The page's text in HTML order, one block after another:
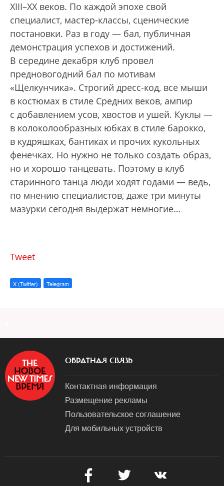
XIII–XX веков. По каждой эпохе свой
специалист, мастер-классы, сценические
постановки. Раз в году — бал, публичная
демонстрация успехов и достижений.
В середине декабря клуб провел
предновогодний бал по мотивам
«Щелкунчика». Строгий дресс-код, все мыши
в костюмах в стиле Средних веков, ампир
с добавлением усов, хвостов и ушей. Куклы —
в колоколообразных юбках в стиле барокко,
в кудряшках, бантиках и прочих кукольных
фенечках. Но нужно не только создать образ,
но и хорошо танцевать. Поэтому в клуб
старинного танца люди ходят годами — ведь,
по мнению специалистов, даже три минуты
мазурки сегодня выдержат немногие…
Tweet
X (Twitter) Telegram
ОБРАТНАЯ СВЯЗЬ
Контактная информация
Размещение рекламы
Пользовательское соглашение
Для мобильных устройств